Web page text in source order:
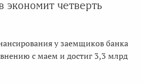
экономит четверть
у заемщиков банка
с маем и достиг 3,3 млрд